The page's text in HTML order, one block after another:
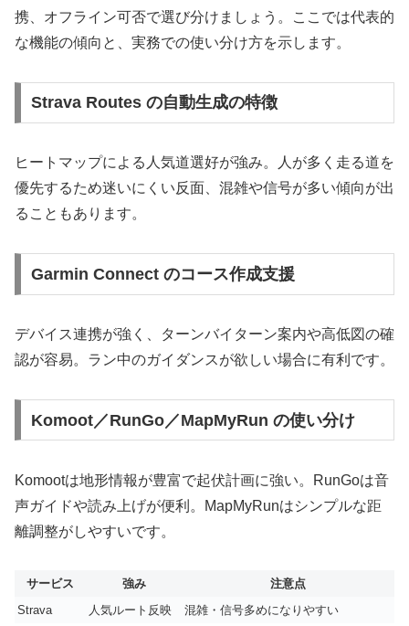
携、オフライン可否で選び分けましょう。ここでは代表的
な機能の傾向と、実務での使い分け方を示します。
Strava Routes の自動生成の特徴
ヒートマップによる人気道選好が強み。人が多く走る道を
優先するため迷いにくい反面、混雑や信号が多い傾向が出
ることもあります。
Garmin Connect のコース作成支援
デバイス連携が強く、ターンバイターン案内や高低図の確
認が容易。ラン中のガイダンスが欲しい場合に有利です。
Komoot／RunGo／MapMyRun の使い分け
Komootは地形情報が豊富で起伏計画に強い。RunGoは音
声ガイドや読み上げが便利。MapMyRunはシンプルな距
離調整がしやすいです。
サービス 強み
注意点
Strava
人気ルート反映
混雑・信号多めになりやすい